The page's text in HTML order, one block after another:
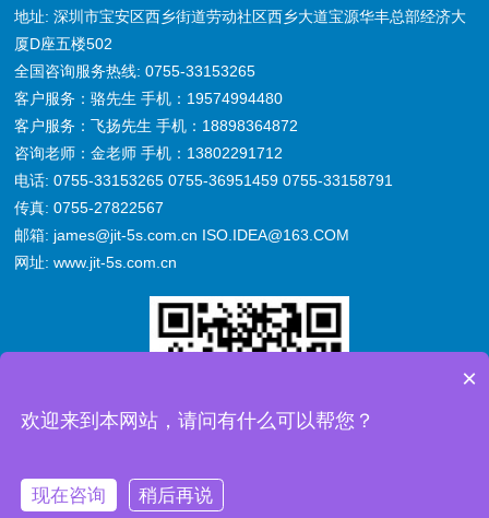
地址: 深圳市宝安区西乡街道劳动社区西乡大道宝源华丰总部经济大
厦D座五楼502
全国咨询服务热线: 0755-33153265
客户服务：骆先生 手机：19574994480
客户服务：飞扬先生 手机：18898364872
咨询老师：金老师 手机：13802291712
电话: 0755-33153265 0755-36951459 0755-33158791
传真: 0755-27822567
邮箱: james@jit-5s.com.cn ISO.IDEA@163.COM
网址: www.jit-5s.com.cn
×
欢迎来到本网站，请问有什么可以帮您？
现在咨询 稍后再说